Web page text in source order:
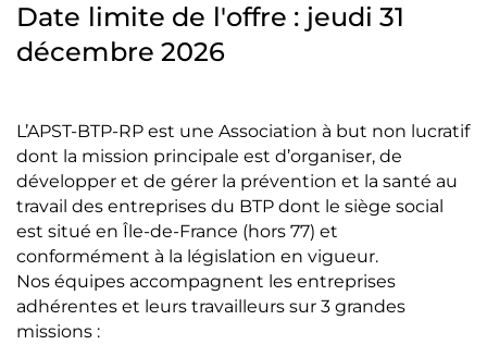
Date limite de l'offre : jeudi 31
décembre 2026
L’APST-BTP-RP est une Association à but non lucratif
dont la mission principale est d’organiser, de
développer et de gérer la prévention et la santé au
travail des entreprises du BTP dont le siège social
est situé en Île-de-France (hors 77) et
conformément à la législation en vigueur.
Nos équipes accompagnent les entreprises
adhérentes et leurs travailleurs sur 3 grandes
missions :